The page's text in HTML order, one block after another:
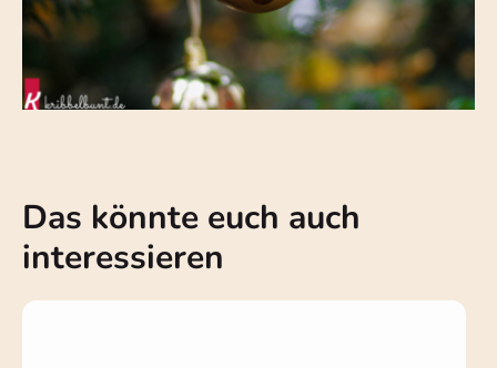
Das könnte euch auch
interessieren